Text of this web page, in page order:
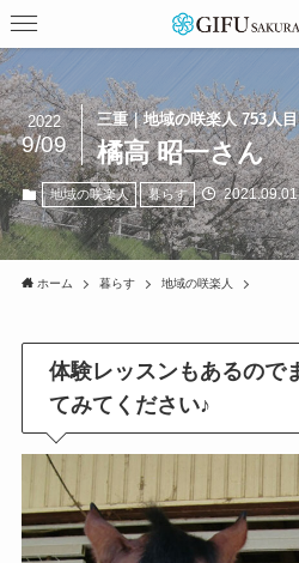
三重｜地域の咲楽人 753人目
橘高 昭一さん
2022
9/09
地域の咲楽人 暮らす 2021.09.01
ホーム 暮らす 地域の咲楽人
体験レッスンもあるので
てみてください♪